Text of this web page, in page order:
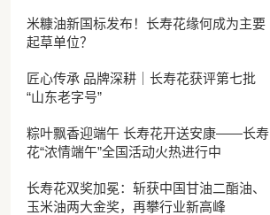
米糠油新国标发布！长寿花缘何成为主要
起草单位？
匠心传承 品牌深耕｜长寿花获评第七批
“山东老字号”
粽叶飘香迎端午 长寿花开送安康——长寿
花“浓情端午”全国活动火热进行中
长寿花双奖加冕：斩获中国甘油二酯油、
玉米油两大金奖，再攀行业新高峰